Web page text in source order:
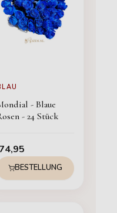
- Blaue
- 24 Stück
74,95
BESTELLUNG